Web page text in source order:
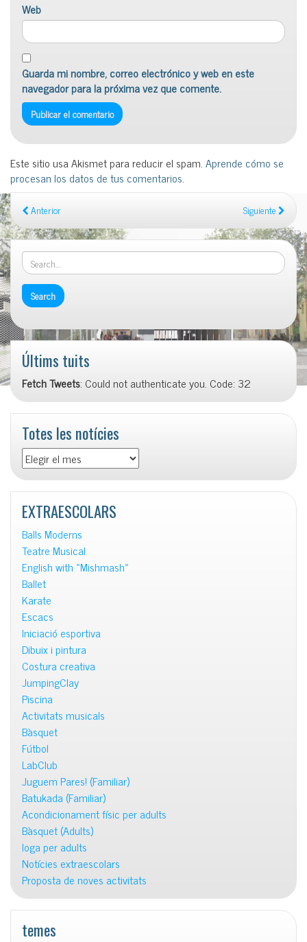
Web
Guarda mi nombre, correo electrónico y web en este
navegador para la próxima vez que comente.
Este sitio usa Akismet para reducir el spam.Aprende cómo se
procesan los datos de tus comentarios.
Anterior Siguiente
Últims tuits
Fetch Tweets: Could not authenticate you. Code: 32
Totes les notícies
Totes
les
notícies
EXTRAESCOLARS
Balls Moderns
Teatre Musical
English with «Mishmash»
Ballet
Karate
Escacs
Iniciació esportiva
Dibuix i pintura
Costura creativa
JumpingClay
Piscina
Activitats musicals
Bàsquet
Fútbol
LabClub
Juguem Pares! (Familiar)
Batukada (Familiar)
Acondicionament físic per adults
Bàsquet (Adults)
Ioga per adults
Notícies extraescolars
Proposta de noves activitats
temes